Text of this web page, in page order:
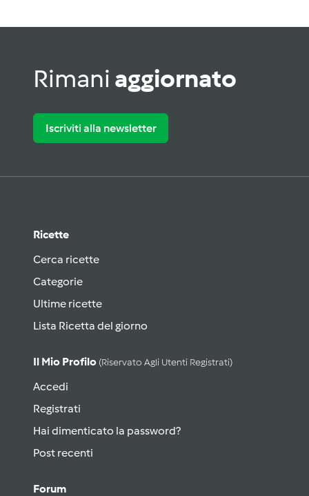
Rimani aggiornato
Iscriviti alla newsletter
Ricette
Cerca ricette
Categorie
Ultime ricette
Lista Ricetta del giorno
Il Mio Profilo (riservato Agli Utenti Registrati)
Accedi
Registrati
Hai dimenticato la password?
Post recenti
Forum